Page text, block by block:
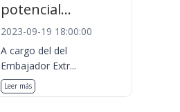
potencial...
2023-09-19 18:00:00
A cargo del del
Embajador Extr...
Leer más